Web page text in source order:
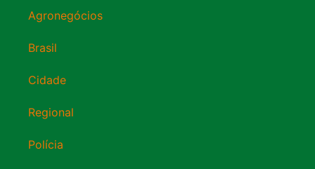
Agronegócios
Brasil
Cidade
Regional
Polícia